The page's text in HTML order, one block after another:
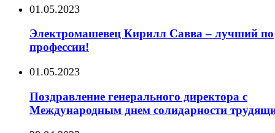
01.05.2023
Электромашевец Кирилл Савва – лучший по
профессии!
01.05.2023
Поздравление генерального директора с
Международным днем солидарности